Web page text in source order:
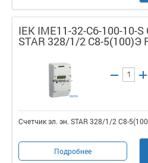
IEK IME11-32-C6-100-10-
STAR 328/1/2 С8-5(100)Э
Счетчик эл. эн. STAR 328/1/2 С8-
Подробнее